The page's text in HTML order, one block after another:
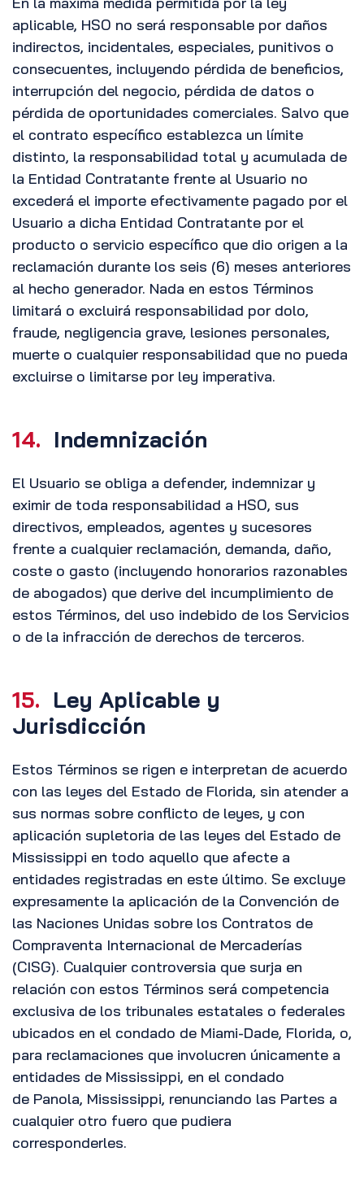
aplicable, HSO no será responsable por daños
indirectos, incidentales, especiales, punitivos o
consecuentes, incluyendo pérdida de beneficios,
interrupción del negocio, pérdida de datos o
pérdida de oportunidades comerciales. Salvo que
el contrato específico establezca un límite
distinto, la responsabilidad total y acumulada de
la Entidad Contratante frente al Usuario no
excederá el importe efectivamente pagado por el
Usuario a dicha Entidad Contratante por el
producto o servicio específico que dio origen a la
reclamación durante los seis (6) meses anteriores
al hecho generador. Nada en estos Términos
limitará o excluirá responsabilidad por dolo,
fraude, negligencia grave, lesiones personales,
muerte o cualquier responsabilidad que no pueda
excluirse o limitarse por ley imperativa.
14. Indemnización
El Usuario se obliga a defender, indemnizar y
eximir de toda responsabilidad a HSO, sus
directivos, empleados, agentes y sucesores
frente a cualquier reclamación, demanda, daño,
coste o gasto (incluyendo honorarios razonables
de abogados) que derive del incumplimiento de
estos Términos, del uso indebido de los Servicios
o de la infracción de derechos de terceros.
15. Ley Aplicable y
Jurisdicción
Estos Términos se rigen e interpretan de acuerdo
con las leyes del Estado de Florida, sin atender a
sus normas sobre conflicto de leyes, y con
aplicación supletoria de las leyes del Estado de
Mississippi en todo aquello que afecte a
entidades registradas en este último. Se excluye
expresamente la aplicación de la Convención de
las Naciones Unidas sobre los Contratos de
Compraventa Internacional de Mercaderías
(CISG). Cualquier controversia que surja en
relación con estos Términos será competencia
exclusiva de los tribunales estatales o federales
ubicados en el condado de Miami-Dade, Florida, o,
para reclamaciones que involucren únicamente a
entidades de Mississippi, en el condado
de Panola, Mississippi, renunciando las Partes a
cualquier otro fuero que pudiera
corresponderles.